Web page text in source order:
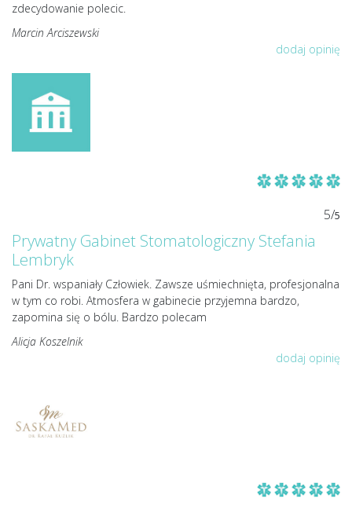
zdecydowanie polecic.
Marcin Arciszewski
dodaj opinię
5/5
Prywatny Gabinet Stomatologiczny Stefania
Lembryk
Pani Dr. wspaniały Człowiek. Zawsze uśmiechnięta, profesjonalna
w tym co robi. Atmosfera w gabinecie przyjemna bardzo,
zapomina się o bólu. Bardzo polecam
Alicja Koszelnik
dodaj opinię